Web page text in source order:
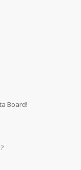
Board!